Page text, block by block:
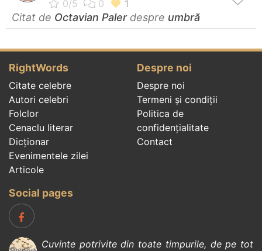
Citat de Octavian Palerdespre umbră
RightWords
Citate celebre
Autori celebri
Folclor
Cenaclu literar
Dicționar
Evenimentele zilei
Articole
Despre noi
Despre noi
Termeni și condiții
Politica de
confidenţialitate
Contact
Social pages
Cuvinte potrivite din toate timpurile, de pe tot